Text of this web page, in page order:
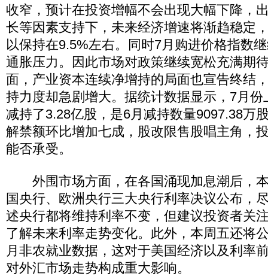
收窄，预计在投资增幅不会出现大幅下降，
长等因素支持下，未来经济增速将渐趋稳定
以保持在9.5%左右。同时7月购进价格指数
通胀压力。因此市场对政策继续宽松充满期
面，产业资本连续净增持的局面也宣告终结
持力度却急剧增大。据统计数据显示，7月
减持了3.28亿股，是6月减持数量9097.38万
解禁额环比增加七成，股改限售股唱主角，
能否承受。
外围市场方面，在各国涌现加息潮后，
国央行、欧洲央行三大央行利率决议公布，
述央行都将维持利率不变，但建议投资者关
了解未来利率走势变化。此外，本周五还将
月非农就业数据，这对于美国经济以及利率
对外汇市场走势构成重大影响。